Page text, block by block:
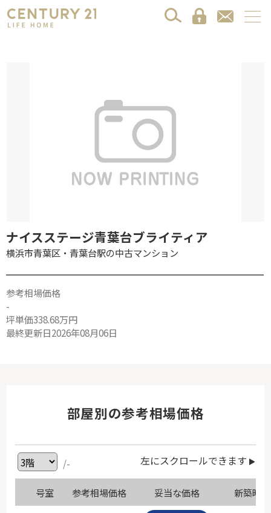
ナイスステージ青葉台ブライティア
横浜市青葉区・青葉台駅の中古マンション
参考相場価格
-
坪単価338.68万円
最終更新日2026年08月06日
部屋別の参考相場価格
/- 左にスクロールできます
号室 参考相場価格 妥当な価格 新築時